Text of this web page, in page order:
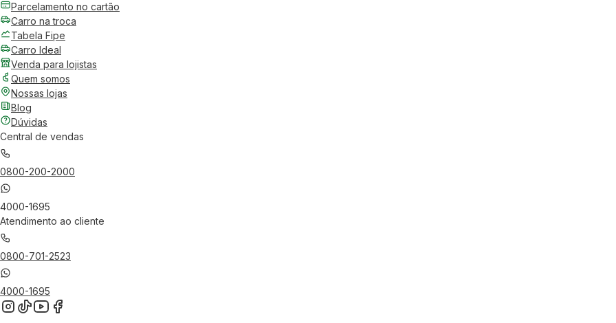
Parcelamento no cartão
Carro na troca
Tabela Fipe
Carro Ideal
Venda para lojistas
Quem somos
Nossas lojas
Blog
Dúvidas
Central de vendas
0800-200-2000
4000-1695
Atendimento ao cliente
0800-701-2523
4000-1695